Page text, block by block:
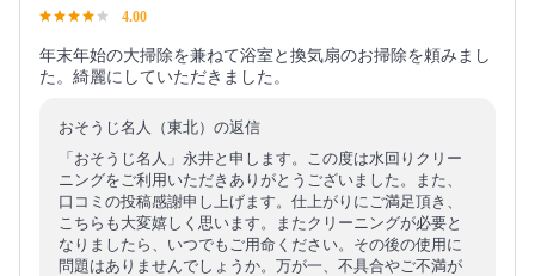
4.00
年末年始の大掃除を兼ねて浴室と換気扇のお掃除を頼みまし
た。綺麗にしていただきました。
おそうじ名人（東北）の返信
「おそうじ名人」永井と申します。この度は水回りクリー
ニングをご利用いただきありがとうございました。また、
口コミの投稿感謝申し上げます。仕上がりにご満足頂き、
こちらも大変嬉しく思います。またクリーニングが必要と
なりましたら、いつでもご用命ください。その後の使用に
問題はありませんでしょうか。万が一、不具合やご不満が